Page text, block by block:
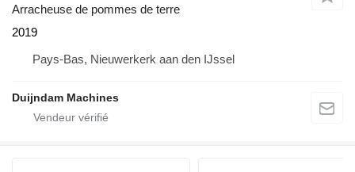
Arracheuse de pommes de terre
2019
Pays-Bas, Nieuwerkerk aan den IJssel
Duijndam Machines